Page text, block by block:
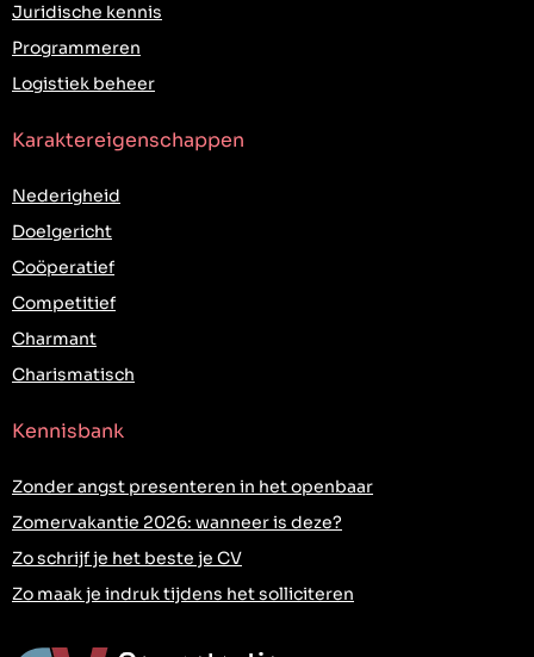
Juridische kennis
Programmeren
Logistiek beheer
Karaktereigenschappen
Nederigheid
Doelgericht
Coöperatief
Competitief
Charmant
Charismatisch
Kennisbank
Zonder angst presenteren in het openbaar
Zomervakantie 2026: wanneer is deze?
Zo schrijf je het beste je CV
Zo maak je indruk tijdens het solliciteren